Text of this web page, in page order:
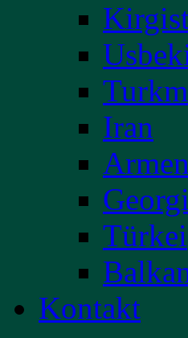
Iran
Türkei
Kontakt